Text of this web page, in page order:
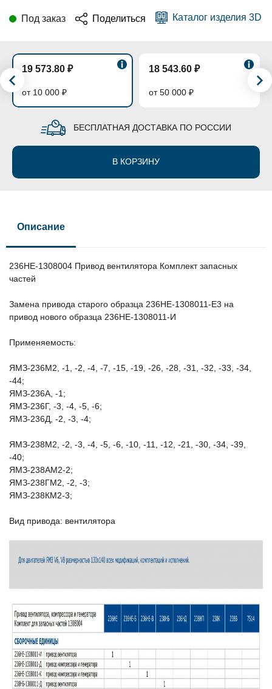
Под заказ Поделиться Каталог изделия 3D
19 573.80 ₽
от 10 000 ₽
18 543.60 ₽
от 50 000 ₽
БЕСПЛАТНАЯ ДОСТАВКА ПО РОССИИ
В КОРЗИНУ
Описание
236НЕ-1308004 Привод вентилятора Комплект запасных
частей
Замена привода старого образца 236НЕ-1308011-Е3 на
привод нового образца 236НЕ-1308011-И
Применяемость:
ЯМЗ-236М2, -1, -2, -4, -7, -15, -19, -26, -28, -31, -32, -33, -34,
-44;
ЯМЗ-236А, -1;
ЯМЗ-236Г, -3, -4, -5, -6;
ЯМЗ-236Д, -2, -3, -4;
ЯМЗ-238М2, -2, -3, -4, -5, -6, -10, -11, -12, -21, -30, -34, -39,
-40;
ЯМЗ-238АМ2-2;
ЯМЗ-238ГМ2, -2, -3;
ЯМЗ-238КМ2-3;
Вид привода: вентилятора